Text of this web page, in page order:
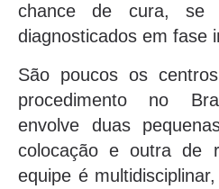
chance de cura, se
diagnosticados em fase
São poucos os
procedimento no
envolve duas
colocação e outra de
equipe é